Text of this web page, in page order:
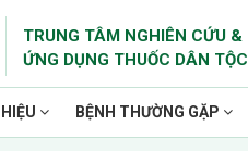
TRUNG TÂM NGHIÊN CỨU &
ỨNG DỤNG THUỐC DÂN TỘC
BỆNH THƯỜNG GẶP